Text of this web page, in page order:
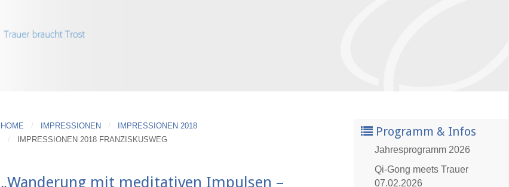
HOME IMPRESSIONEN
IMPRESSIONEN 2018
IMPRESSIONEN 2018 FRANZISKUSWEG
„Wanderung mit meditativen Impulsen –
Programm & Infos
Jahresprogramm 2026
Qi-Gong meets Trauer
07.02.2026